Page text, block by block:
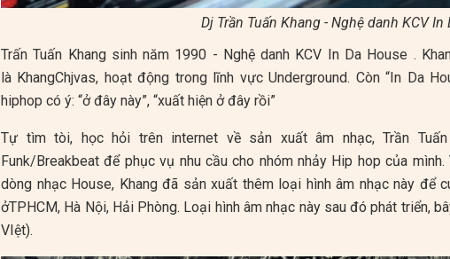
Dj Trần Tuấn Khang - Nghệ danh KCV In
Trấn Tuấn Khang sinh năm 1990 - Nghệ danh KCV In Da House .
là KhangChjvas, hoạt động trong lĩnh vực Underground. Còn “In Da
hiphop có ý: “ở đây này”, “xuất hiện ở đây rồi”
Tự tìm tòi, học hỏi trên internet về sản xuất âm nhạc, Trần
Funk/Breakbeat để phục vụ nhu cầu cho nhóm nhảy Hip hop của
dòng nhạc House, Khang đã sản xuất thêm loại hình âm nhạc này để
ởTPHCM, Hà Nội, Hải Phòng. Loại hình âm nhạc này sau đó phát triển,
VIệt).